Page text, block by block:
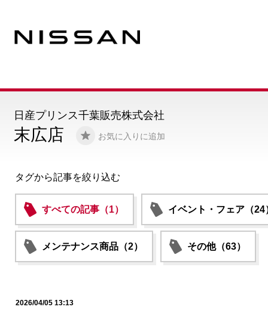
末広店 お気に入りに追加
日産プリンス千葉販売株式会社
タグから記事を絞り込む
すべての記事（1） イベント・フェア（24
メンテナンス商品（2） その他（63）
2026/04/05 13:13